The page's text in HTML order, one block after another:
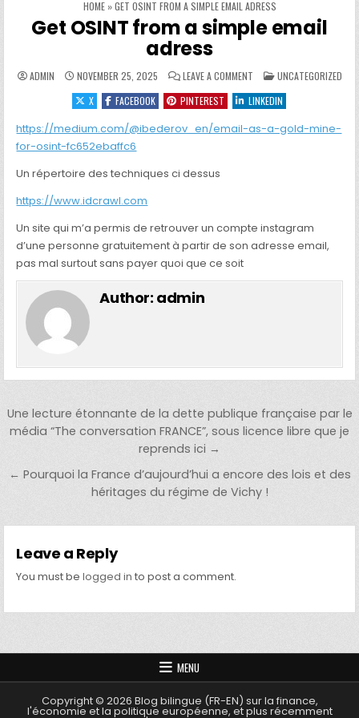
HOME»GET OSINT FROM A SIMPLE EMAIL ADRESS
Get OSINT from a simple email
adress
ADMIN NOVEMBER 25, 2025 LEAVE A COMMENTON GET OSINT FROM A
POSTED IN
UNCATEGORIZED
X
FACEBOOK PINTEREST LINKEDIN
https://medium.com/@ibederov_en/email-as-a-gold-mine-
for-osint-fc652ebaffc6
Un répertoire des techniques ci dessus
https://www.idcrawl.com
Un site qui m’a permis de retrouver un compte instagram
d’une personne gratuitement à partir de son adresse email,
pas mal surtout sans payer quoi que ce soit
Author: admin
Post navigation
Une lecture étonnante de la dette publique française par le
média “The conversation FRANCE”, sous licence libre que je
reprends ici →
← Pourquoi la France d’aujourd’hui a encore des lois et des
héritages du régime de Vichy !
Leave a Reply
You must belogged in to post a comment.
MENU
Copyright © 2026 Blog bilingue (FR-EN) sur la finance,
l'économie et la politique européenne, et plus récemment